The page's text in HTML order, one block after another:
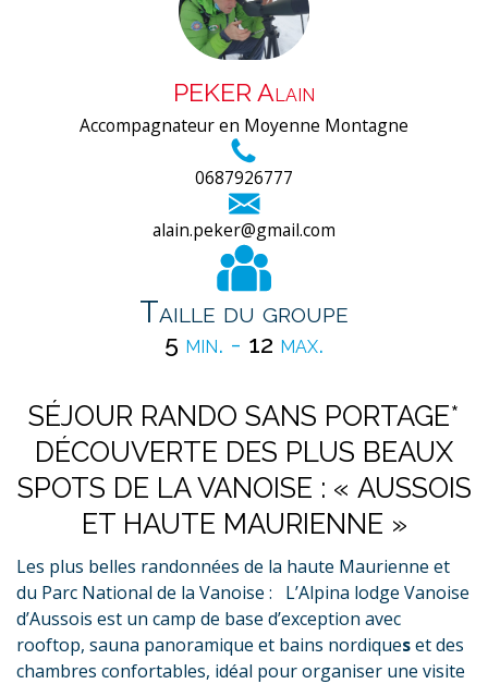
PEKER Alain
Accompagnateur en Moyenne Montagne
0687926777
alain.peker@gmail.com
Taille du groupe
5 min. - 12 max.
SÉJOUR RANDO SANS PORTAGE*
DÉCOUVERTE DES PLUS BEAUX
SPOTS DE LA VANOISE : « AUSSOIS
ET HAUTE MAURIENNE »
Les plus belles randonnées de la haute Maurienne et
du Parc National de la Vanoise : L’Alpina lodge Vanoise
d’Aussois est un camp de base d’exception avec
rooftop, sauna panoramique et bains nordiqueset des
chambres confortables, idéal pour organiser une visite